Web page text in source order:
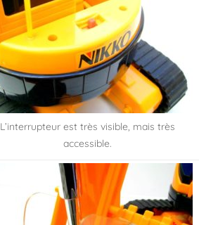
L’interrupteur est très visible, mais très
accessible.